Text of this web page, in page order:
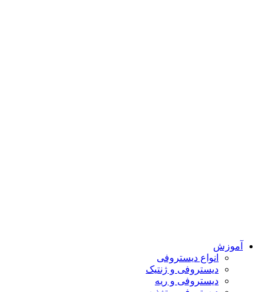
آموزش
انواع دیستروفی
دیستروفی و ژنتیک
دیستروفی و ریه